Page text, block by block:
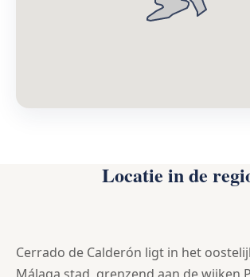
Locatie in de
Cerrado de Calderón ligt in het